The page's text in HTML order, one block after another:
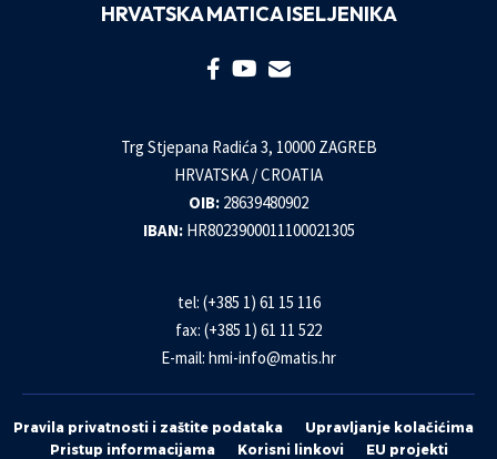
HRVATSKA MATICA ISELJENIKA
Trg Stjepana Radića 3, 10000 ZAGREB
HRVATSKA / CROATIA
OIB: 28639480902
IBAN: HR8023900011100021305
tel: (+385 1) 61 15 116
fax: (+385 1) 61 11 522
E-mail: hmi-info@matis.hr
Pravila privatnosti i zaštite podataka
Upravljanje kolačićima
Pristup informacijama
Korisni linkovi EU projekti